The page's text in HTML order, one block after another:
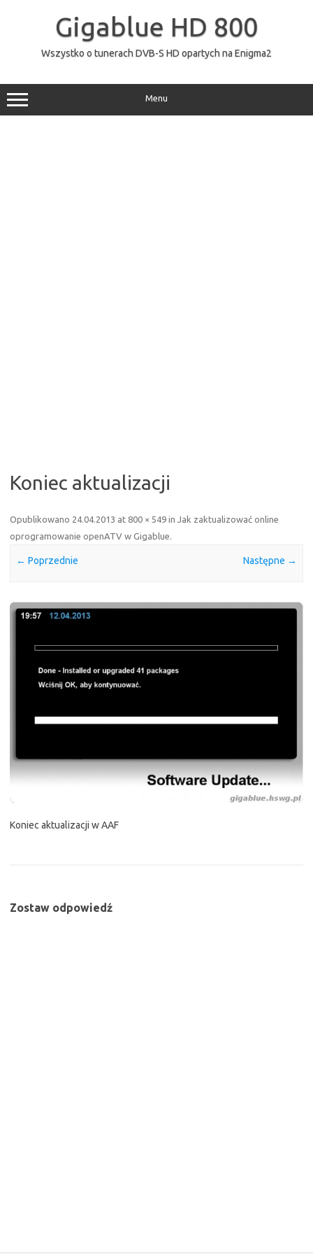
Gigablue HD 800
Wszystko o tunerach DVB-S HD opartych na Enigma2
Menu
Koniec aktualizacji
Opublikowano 24.04.2013 at 800 × 549 in Jak zaktualizować online
oprogramowanie openATV w Gigablue.
← Poprzednie Następne →
Koniec aktualizacji w AAF
Zostaw odpowiedź